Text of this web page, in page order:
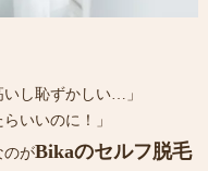
いし恥ずかしい…」
いいのに！」
のがBikaのセルフ脱毛